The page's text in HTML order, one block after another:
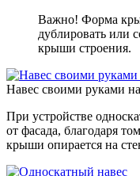
Важно! Форма
дублировать или
крыши строения.
Навес своими руками
При устройстве
от фасада, благодаря
крыши опирается на